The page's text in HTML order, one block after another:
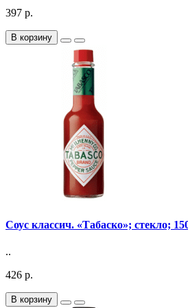
397 р.
В корзину
Соус классич. «Табаско»; стекло;
..
426 р.
В корзину